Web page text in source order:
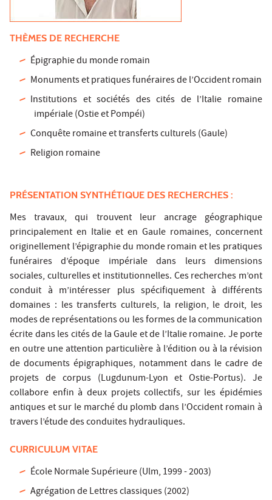
THÈMES DE RECHERCHE
Épigraphie du monde romain
Monuments et pratiques funéraires de l’Occident romain
Institutions et sociétés des cités de l’Italie romaine
impériale (Ostie et Pompéi)
Conquête romaine et transferts culturels (Gaule)
Religion romaine
PRÉSENTATION SYNTHÉTIQUE DES RECHERCHES :
Mes travaux, qui trouvent leur ancrage géographique
principalement en Italie et en Gaule romaines, concernent
originellement l’épigraphie du monde romain et les pratiques
funéraires d’époque impériale dans leurs dimensions
sociales, culturelles et institutionnelles. Ces recherches m’ont
conduit à m’intéresser plus spécifiquement à différents
domaines : les transferts culturels, la religion, le droit, les
modes de représentations ou les formes de la communication
écrite dans les cités de la Gaule et de l’Italie romaine. Je porte
en outre une attention particulière à l’édition ou à la révision
de documents épigraphiques, notamment dans le cadre de
projets de corpus (Lugdunum-Lyon et Ostie-Portus). Je
collabore enfin à deux projets collectifs, sur les épidémies
antiques et sur le marché du plomb dans l’Occident romain à
travers l’étude des conduites hydrauliques.
CURRICULUM VITAE
École Normale Supérieure (Ulm, 1999 - 2003)
Agrégation de Lettres classiques (2002)